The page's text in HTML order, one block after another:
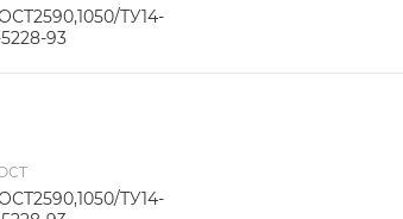
ТУ14-
5228-93
ТУ14-